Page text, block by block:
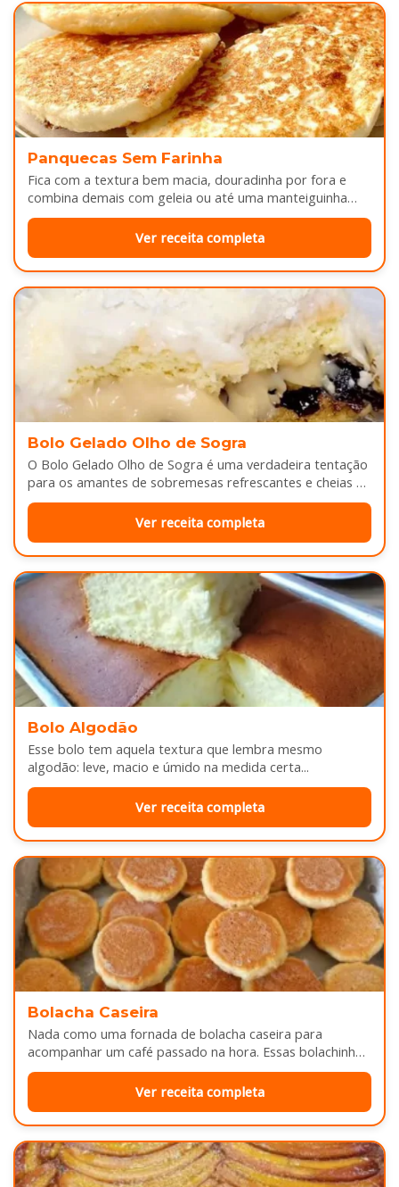
Panquecas Sem Farinha
Fica com a textura bem macia, douradinha por fora e
combina demais com geleia ou até uma manteiguinha
derretendo por cima...
Ver receita completa
Bolo Gelado Olho de Sogra
O Bolo Gelado Olho de Sogra é uma verdadeira tentação
para os amantes de sobremesas refrescantes e cheias de
sabor...
Ver receita completa
Bolo Algodão
Esse bolo tem aquela textura que lembra mesmo
algodão: leve, macio e úmido na medida certa...
Ver receita completa
Bolacha Caseira
Nada como uma fornada de bolacha caseira para
acompanhar um café passado na hora. Essas bolachinhas
ficam levemente douradas por…
Ver receita completa